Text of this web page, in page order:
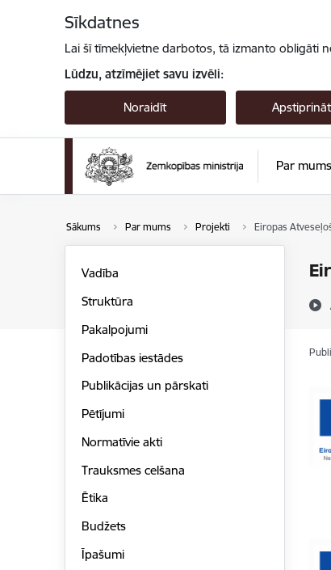
Sīkdatnes
Lai šī tīmekļvietne darbotos, tā izmanto obligāti
Lūdzu, atzīmējiet savu izvēli:
Noraidīt
Par mums
Sākums Par mums Projekti Eiropas
Vadība
Struktūra
Pakalpojumi
Padotības iestādes
Publikācijas un pārskati
Pētījumi
Normatīvie akti
Trauksmes celšana
Ētika
Budžets
Īpašumi